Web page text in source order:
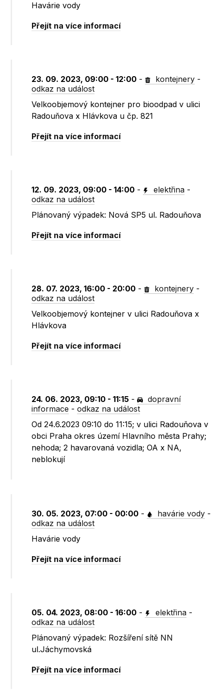
Havárie vody
Přejít na více informací
23. 09. 2023, 09:00 - 12:00 - kontejnery -
odkaz na událost
Velkoobjemový kontejner pro bioodpad v ulici
Radouňova x Hlávkova u čp. 821
Přejít na více informací
12. 09. 2023, 09:00 - 14:00 - elektřina -
odkaz na událost
Plánovaný výpadek: Nová SP5 ul. Radouňova
Přejít na více informací
28. 07. 2023, 16:00 - 20:00 - kontejnery -
odkaz na událost
Velkoobjemový kontejner v ulici Radouňova x
Hlávkova
Přejít na více informací
24. 06. 2023, 09:10 - 11:15 -
dopravní
informace -odkaz na událost
Od 24.6.2023 09:10 do 11:15; v ulici Radouňova v
obci Praha okres území Hlavního města Prahy;
nehoda; 2 havarovaná vozidla; OA x NA,
neblokují
30. 05. 2023, 07:00 - 00:00 - havárie vody -
odkaz na událost
Havárie vody
Přejít na více informací
05. 04. 2023, 08:00 - 16:00 - elektřina -
odkaz na událost
Plánovaný výpadek: Rozšíření sítě NN
ul.Jáchymovská
Přejít na více informací